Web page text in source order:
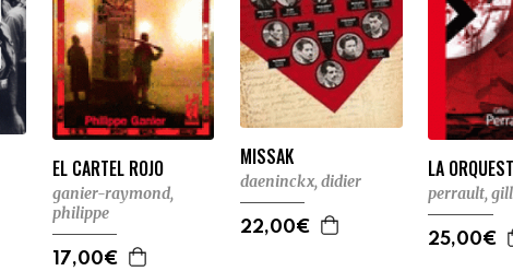
EL CARTEL ROJO
ganier-raymond,
philippe
17,00€
MISSAK
daeninckx, didier
22,00€
LA
perrault,
25,00€